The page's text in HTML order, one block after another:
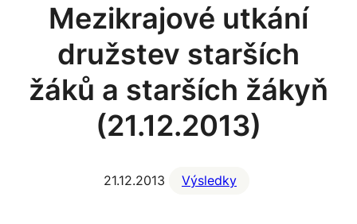
Mezikrajové utkání
družstev starších
žáků a starších žákyň
(21.12.2013)
21.12.2013 Výsledky